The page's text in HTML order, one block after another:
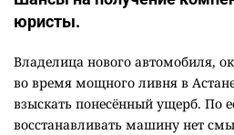
юристы.
Владелица нового автомобиля,
во время мощного ливня в
взыскать понесённый ущерб. По
восстанавливать машину нет